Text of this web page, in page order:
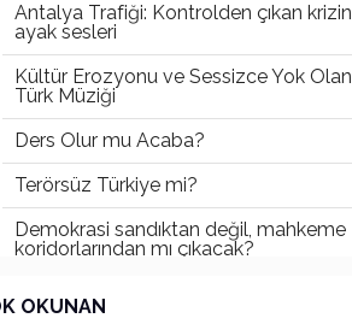
Antalya Trafiği: Kontrolden çıkan krizin
ayak sesleri
Kültür Erozyonu ve Sessizce Yok Olan
Türk Müziği
Ders Olur mu Acaba?
Terörsüz Türkiye mi?
Demokrasi sandıktan değil, mahkeme
koridorlarından mı çıkacak?
Gazetecinin kaderi!..
OKUNAN